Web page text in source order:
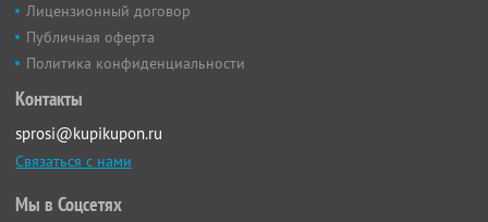
Лицензионный договор
Публичная оферта
Политика конфиденциальности
Контакты
sprosi@kupikupon.ru
Связаться с нами
Мы в Соцсетях